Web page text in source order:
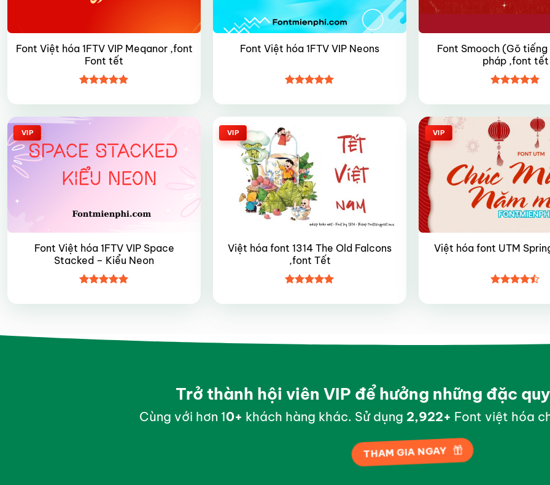
Font Việt hóa 1FTV VIP Meqanor ,font
Font tết
hạng4.95
Font Việt hóa 1FTV VIP Neons
hạng4.85
Font Smooch (Gõ
pháp ,font tết
hạng4.85
VIP
Font Việt hóa 1FTV VIP Space
Stacked – Kiểu Neon
hạng55
VIP
Việt hóa font 1314 The Old Falcons
,font Tết
hạng4.95
VIP
Việt hóa font UTM
hạng4.45
Trở thành hội viên VIP để hưởng những đặc
Cùng với hơn 10+ khách hàng khác. Sử dụng 2,999+ Font việt hóa
THAM GIA NGAY